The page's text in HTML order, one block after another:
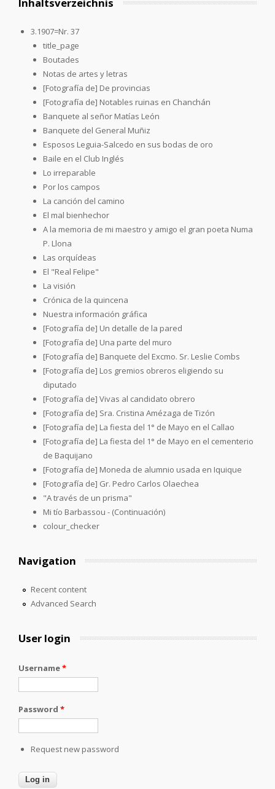
3.1907=Nr. 37
title_page
Boutades
Notas de artes y letras
[Fotografía de] De provincias
[Fotografía de] Notables ruinas en Chanchán
Banquete al señor Matías León
Banquete del General Muñiz
Esposos Leguia-Salcedo en sus bodas de oro
Baile en el Club Inglés
Lo irreparable
Por los campos
La canción del camino
El mal bienhechor
A la memoria de mi maestro y amigo el gran poeta Numa
P. Llona
Las orquídeas
El "Real Felipe"
La visión
Crónica de la quincena
Nuestra información gráfica
[Fotografía de] Un detalle de la pared
[Fotografía de] Una parte del muro
[Fotografía de] Banquete del Excmo. Sr. Leslie Combs
[Fotografía de] Los gremios obreros eligiendo su
diputado
[Fotografía de] Vivas al candidato obrero
[Fotografía de] Sra. Cristina Amézaga de Tizón
[Fotografía de] La fiesta del 1° de Mayo en el Callao
[Fotografía de] La fiesta del 1° de Mayo en el cementerio
de Baquijano
[Fotografía de] Moneda de alumnio usada en Iquique
[Fotografía de] Gr. Pedro Carlos Olaechea
"A través de un prisma"
Mi tío Barbassou - (Continuación)
colour_checker
Navigation
Recent content
Advanced Search
User login
Username*
Password *
Request new password